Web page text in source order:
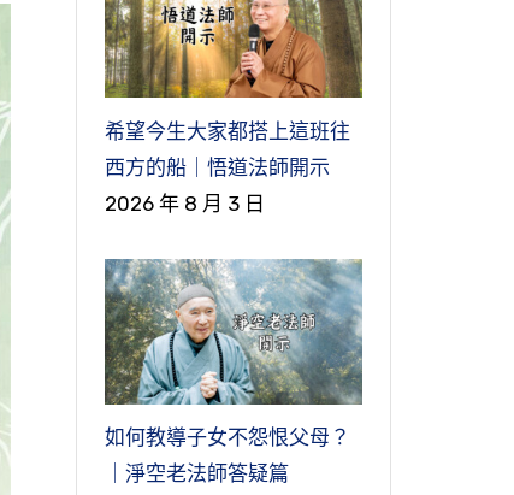
希望今生大家都搭上這班往
西方的船｜悟道法師開示
2026 年 8 月 3 日
如何教導子女不怨恨父母？
｜淨空老法師答疑篇